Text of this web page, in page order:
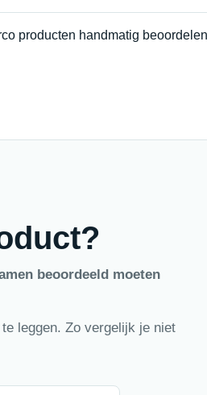
producten handmatig
beoordeeld moeten
leggen. Zo vergelijk je niet